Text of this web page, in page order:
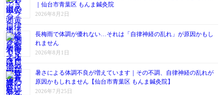
｜仙台市青葉区 もんま鍼灸院
2026年8月2日
長梅雨で体調が優れない…それは「自律神経の乱れ」が原因かもし
れません
2026年8月1日
暑さによる体調不良が増えています｜その不調、自律神経の乱れが
原因かもしれません【仙台市青葉区 もんま鍼灸院】
2026年7月25日